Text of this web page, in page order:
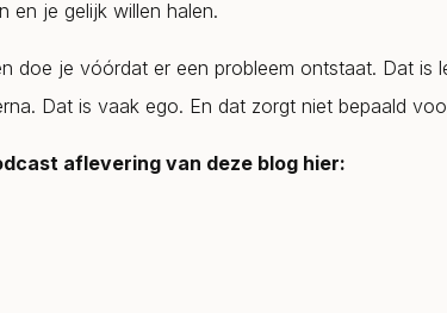
en je gelijk willen halen.
doe je vóórdat er een probleem ontstaat. Dat is
Dat is vaak ego. En dat zorgt niet bepaald
aflevering van deze blog hier: